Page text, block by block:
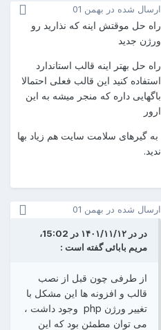
ارسال شده در بهمن 01
راه حل موقتش اینه که نذارید رو
ورژن جدید
راه حل بهتر اینه قالب استاندارد
استفاده کنید این قالب فعلی احتمالا
باگهایی داره که منجر میشه به این
ارور
به گیرهای سلامت سایت هم زیاد بها
ندید.
ارسال شده در بهمن 01
در در ۱۴۰۱/۱۱/۱۲ در 15:02،
مریم بابائی گفته است :
از طرفی چون قبل از نصب
قالب و افزونه ها این مشکل با
تغییر ورژن php وجود داشت ،
می توان مطمئن بود که این